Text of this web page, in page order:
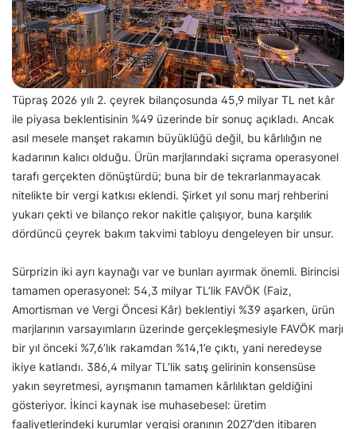
Tüpraş 2026 yılı 2. çeyrek bilançosunda 45,9 milyar TL net kâr
ile piyasa beklentisinin %49 üzerinde bir sonuç açıkladı. Ancak
asıl mesele manşet rakamın büyüklüğü değil, bu kârlılığın ne
kadarının kalıcı olduğu. Ürün marjlarındaki sıçrama operasyonel
tarafı gerçekten dönüştürdü; buna bir de tekrarlanmayacak
nitelikte bir vergi katkısı eklendi. Şirket yıl sonu marj rehberini
yukarı çekti ve bilanço rekor nakitle çalışıyor, buna karşılık
dördüncü çeyrek bakım takvimi tabloyu dengeleyen bir unsur.
Sürprizin iki ayrı kaynağı var ve bunları ayırmak önemli. Birincisi
tamamen operasyonel: 54,3 milyar TL’lik FAVÖK (Faiz,
Amortisman ve Vergi Öncesi Kâr) beklentiyi %39 aşarken, ürün
marjlarının varsayımların üzerinde gerçekleşmesiyle FAVÖK marjı
bir yıl önceki %7,6’lık rakamdan %14,1’e çıktı, yani neredeyse
ikiye katlandı. 386,4 milyar TL’lik satış gelirinin konsensüse
yakın seyretmesi, ayrışmanın tamamen kârlılıktan geldiğini
gösteriyor. İkinci kaynak ise muhasebesel: üretim
faaliyetlerindeki kurumlar vergisi oranının 2027’den itibaren